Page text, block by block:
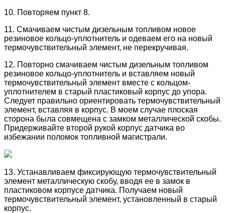
10. Повторяем пункт 8.
11. Смачиваем чистым дизельным топливом новое
резиновое кольцо-уплотнитель и одеваем его на новый
термочувствительный элемент, не перекручивая.
12. Повторно смачиваем чистым дизельным топливом
резиновое кольцо-уплотнитель и вставляем новый
термочувствительный элемент вместе с кольцом-
уплотнителем в старый пластиковый корпус до упора.
Следует правильно ориентировать термочувствительный
элемент, вставляя в корпус. В моем случае плоская
сторона была совмещена с замком металлической скобы.
Придерживайте второй рукой корпус датчика во
избежании поломок топливной магистрали.
13. Устанавливаем фиксирующую термочувствительный
элемент металлическую скобу, вводя ее в замок в
пластиковом корпусе датчика. Получаем новый
термочувствительный элемент, установленный в старый
корпус.